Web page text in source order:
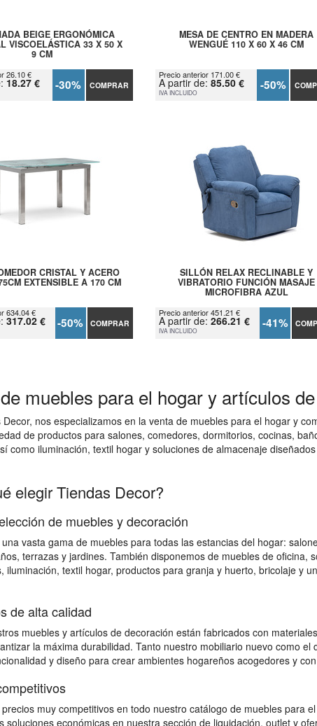
BEIGE ERGONÓMICA
VISCOELÁSTICA 33 X 50 X
9 CM
26.10 €
18.27 € -30% COMPRAR
MESA DE CENTRO EN MADERA
WENGUÉ 110 X 60 X 46 CM
Precio anterior 171.00 €
A partir de: 85.50 €
IVA INCLUIDO -50%
CRISTAL Y ACERO
EXTENSIBLE A 170 CM
634.04 €
317.02 € -50% COMPRAR
SILLÓN RELAX RECLINABLE Y
VIBRATORIO FUNCIÓN MASAJE
MICROFIBRA AZUL
Precio anterior 451.21 €
A partir de: 266.21 €
IVA INCLUIDO -41%
muebles para el hogar y artículos
Decor, nos especializamos en la venta de muebles para el hogar y
de productos para salones, comedores, dormitorios, cocinas,
como iluminación, textil hogar y soluciones de almacenaje
elegir Tiendas Decor?
de muebles y decoración
vasta gama de muebles para todas las estancias del hogar:
terrazas y jardines. También disponemos de muebles de oficina,
iluminación, textil hogar, productos para granja y huerto, bricolaje y
de alta calidad
muebles y artículos de decoración están fabricados con
la máxima durabilidad. Tanto nuestro mobiliario nuevo como
y diseño para crear ambientes hogareños acogedores y
muy competitivos en todo nuestro catálogo de muebles para
soluciones económicas en nuestra sección de liquidación, outlet y